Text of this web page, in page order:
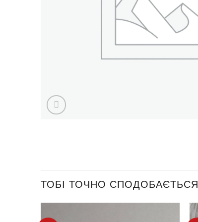
ТОБІ ТОЧНО СПОДОБАЄТЬСЯ